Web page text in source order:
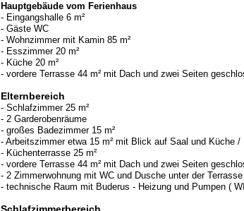
Hauptgebäude vom Ferienhaus
- Eingangshalle 6 m²
- Gäste WC
- Wohnzimmer mit Kamin 85 m²
- Esszimmer 20 m²
- Küche 20 m²
- vordere Terrasse 44 m² mit Dach und zwei Seiten
Elternbereich
- Schlafzimmer 25 m²
- 2 Garderobenräume
- großes Badezimmer 15 m²
- Arbeitszimmer etwa 15 m² mit Blick auf Saal und Küche
- Küchenterrasse 25 m²
- vordere Terrasse 44 m² mit Dach und zwei Seiten
- 2 Zimmerwohnung mit WC und Dusche unter der Terrasse
- technische Raum mit Buderus - Heizung und Pumpen (